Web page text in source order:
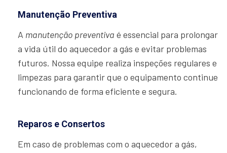
Manutenção Preventiva
A manutenção preventiva é essencial para prolongar
a vida útil do aquecedor a gás e evitar problemas
futuros. Nossa equipe realiza inspeções regulares e
limpezas para garantir que o equipamento continue
funcionando de forma eficiente e segura.
Reparos e Consertos
Em caso de problemas com o aquecedor a gás,